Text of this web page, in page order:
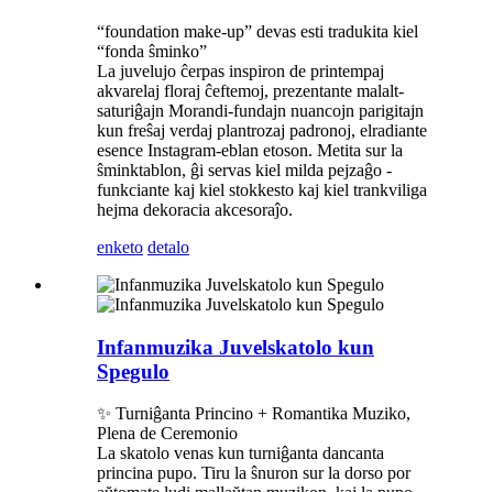
“foundation make-up” devas esti tradukita kiel
“fonda ŝminko”
La juvelujo ĉerpas inspiron de printempaj
akvarelaj floraj ĉeftemoj, prezentante malalt-
saturiĝajn Morandi-fundajn nuancojn parigitajn
kun freŝaj verdaj plantrozaj padronoj, elradiante
esence Instagram-eblan etoson. Metita sur la
ŝminktablon, ĝi servas kiel milda pejzaĝo -
funkciante kaj kiel stokkesto kaj kiel trankviliga
hejma dekoracia akcesoraĵo.
enketo detalo
Infanmuzika Juvelskatolo kun
Spegulo
✨ Turniĝanta Princino + Romantika Muziko,
Plena de Ceremonio
La skatolo venas kun turniĝanta dancanta
princina pupo. Tiru la ŝnuron sur la dorso por